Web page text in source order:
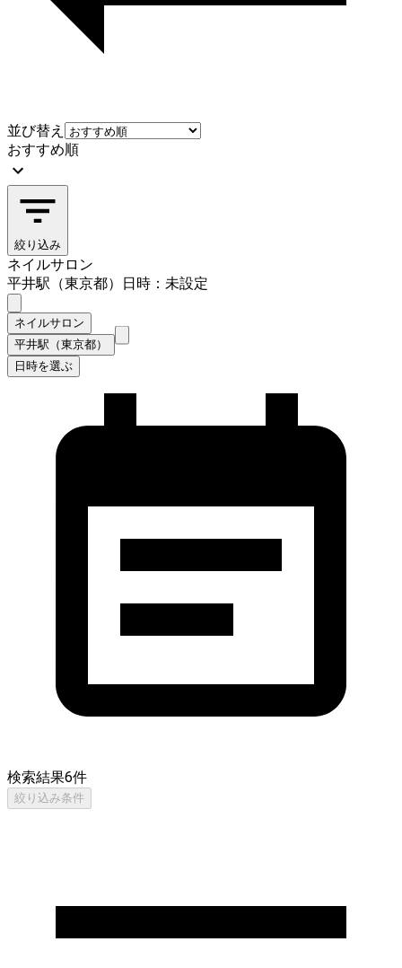
並び替え
おすすめ順
絞り込み
ネイルサロン
平井駅（東京都）
日時：未設定
ネイルサロン
平井駅（東京都）
日時を選ぶ
検索結果6件
絞り込み条件